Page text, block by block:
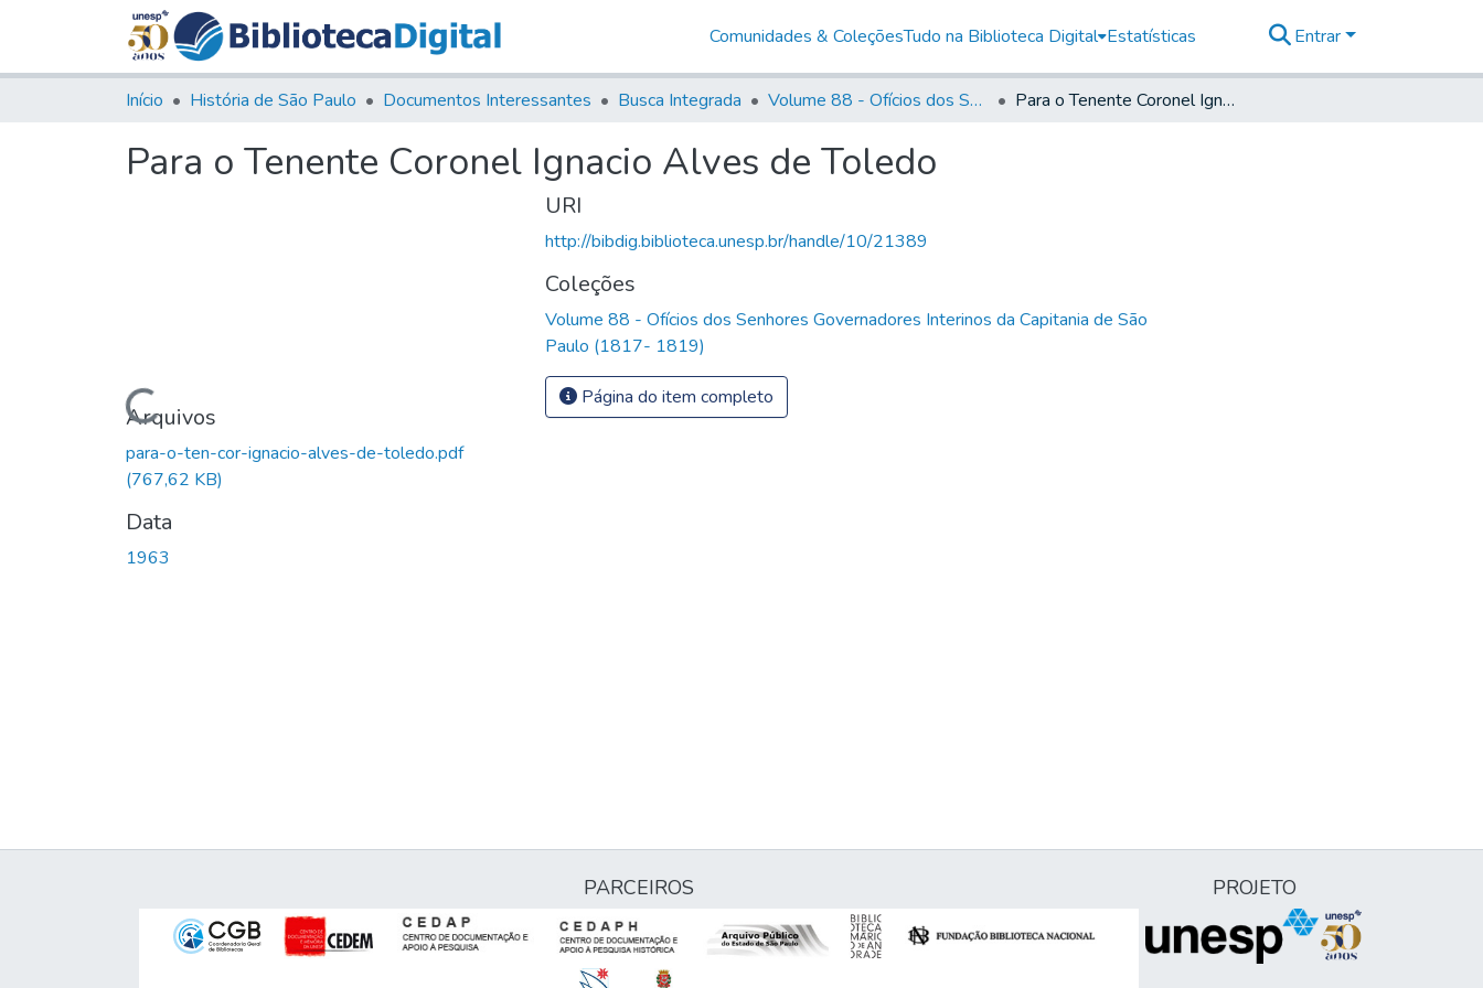
Comunidades & ColeçõesTudo na Biblioteca Digital Estatísticas Entrar
Início História de São Paulo Documentos Interessantes Busca Integrada Volume 88 - Ofícios dos Senhores Governadores Interinos da Capitania de São Paulo (1817- 1819) Para o Tenente Coronel Ignacio Alves de Toledo
Para o Tenente Coronel Ignacio Alves de Toledo
Carregando...
Arquivos
para-o-ten-cor-ignacio-alves-de-toledo.pdf
(767,62 KB)
Data
1963
URI
http://bibdig.biblioteca.unesp.br/handle/10/21389
Coleções
Volume 88 - Ofícios dos Senhores Governadores Interinos da Capitania de São
Paulo (1817- 1819)
Página do item completo
PARCEIROS PROJETO